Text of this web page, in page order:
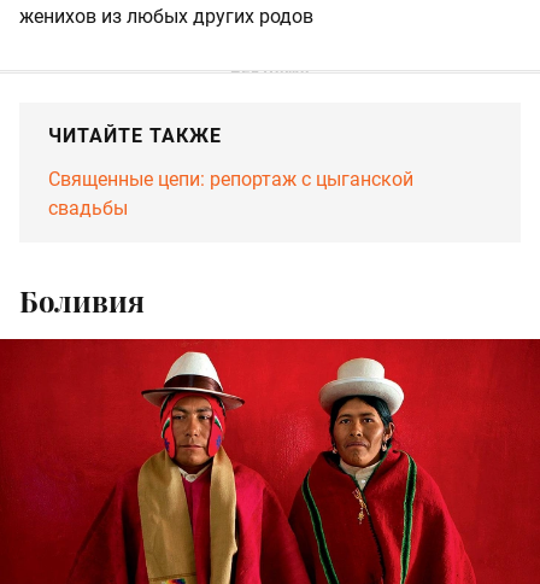
женихов из любых других родов
ЧИТАЙТЕ ТАКЖЕ
Священные цепи: репортаж с цыганской
свадьбы
Боливия